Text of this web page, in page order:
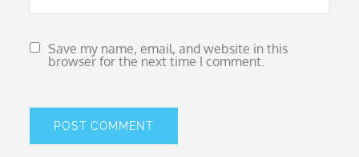
Save my name, email, and website in this
browser for the next time I comment.